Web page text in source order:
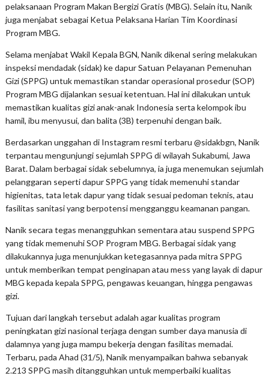
pelaksanaan Program Makan Bergizi Gratis (MBG). Selain itu, Nanik
juga menjabat sebagai Ketua Pelaksana Harian Tim Koordinasi
Program MBG.
Selama menjabat Wakil Kepala BGN, Nanik dikenal sering melakukan
inspeksi mendadak (sidak) ke dapur Satuan Pelayanan Pemenuhan
Gizi (SPPG) untuk memastikan standar operasional prosedur (SOP)
Program MBG dijalankan sesuai ketentuan. Hal ini dilakukan untuk
memastikan kualitas gizi anak-anak Indonesia serta kelompok ibu
hamil, ibu menyusui, dan balita (3B) terpenuhi dengan baik.
Berdasarkan unggahan di Instagram resmi terbaru @sidakbgn, Nanik
terpantau mengunjungi sejumlah SPPG di wilayah Sukabumi, Jawa
Barat. Dalam berbagai sidak sebelumnya, ia juga menemukan sejumlah
pelanggaran seperti dapur SPPG yang tidak memenuhi standar
higienitas, tata letak dapur yang tidak sesuai pedoman teknis, atau
fasilitas sanitasi yang berpotensi mengganggu keamanan pangan.
Nanik secara tegas menangguhkan sementara atau suspend SPPG
yang tidak memenuhi SOP Program MBG. Berbagai sidak yang
dilakukannya juga menunjukkan ketegasannya pada mitra SPPG
untuk memberikan tempat penginapan atau mess yang layak di dapur
MBG kepada kepala SPPG, pengawas keuangan, hingga pengawas
gizi.
Tujuan dari langkah tersebut adalah agar kualitas program
peningkatan gizi nasional terjaga dengan sumber daya manusia di
dalamnya yang juga mampu bekerja dengan fasilitas memadai.
Terbaru, pada Ahad (31/5), Nanik menyampaikan bahwa sebanyak
2.213 SPPG masih ditangguhkan untuk memperbaiki kualitas